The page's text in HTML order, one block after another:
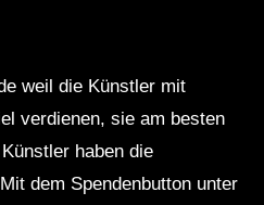
weil die Künstler mit
verdienen, sie am besten
haben die
dem Spendenbutton unter